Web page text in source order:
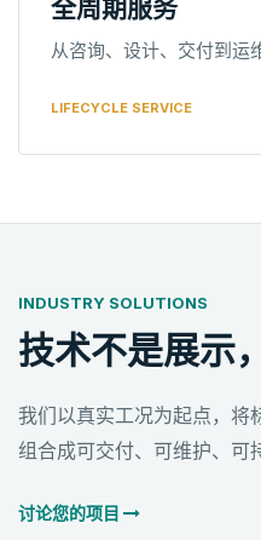
从咨询、设计、交付到运
LIFECYCLE SERVICE
INDUSTRY SOLUTIONS
技术不是展示
我们以真实工况为起点，将
组合成可交付、可维护、可
讨论您的项目